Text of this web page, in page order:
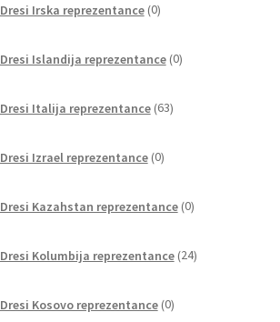
Dresi Irska reprezentance 0izdelkov
Dresi Islandija reprezentance 0izdelkov
Dresi Italija reprezentance 63izdelkov
Dresi Izrael reprezentance 0izdelkov
Dresi Kazahstan reprezentance 0izdelkov
Dresi Kolumbija reprezentance 24izdelkov
Dresi Kosovo reprezentance 0izdelkov